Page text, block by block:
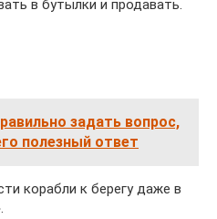
в бутылки и продавать.
задать вопрос,
полезный ответ
корабли к берегу даже в